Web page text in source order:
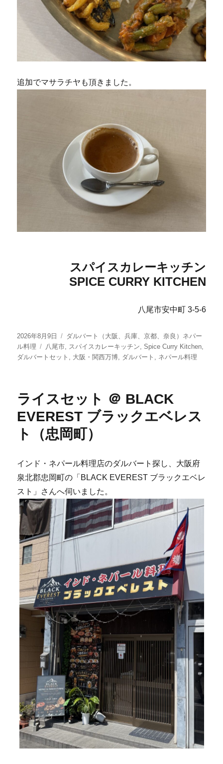
追加でマサラチヤも頂きました。
スパイスカレーキッチン
SPICE CURRY KITCHEN
八尾市安中町 3-5-6
投
稿
日:
2026年8月9日
カ
テ
ゴ
ダルバート（大阪、兵庫、京都、奈良）ネパー
ル料理
タ
グ
八尾市, スパイスカレーキッチン,Spice Curry Kitchen,
ダルバートセット , 大阪・関西万博, ダルバート , ネパール料理
ライスセット ＠ BLACK
EVEREST ブラックエベレス
ト（忠岡町）
インド・ネパール料理店のダルバート探し、大阪府
泉北郡忠岡町の「BLACK EVEREST ブラックエベレ
スト」さんへ伺いました。